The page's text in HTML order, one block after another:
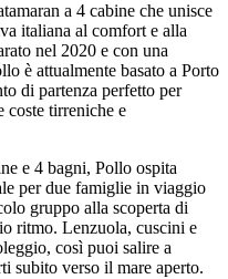
a 4 cabine che unisce
italiana al comfort e alla
nel 2020 e con una
è attualmente basato a Porto
di partenza perfetto per
coste tirreniche e
e 4 bagni, Pollo ospita
per due famiglie in viaggio
gruppo alla scoperta di
ritmo. Lenzuola, cuscini e
così puoi salire a
subito verso il mare aperto.